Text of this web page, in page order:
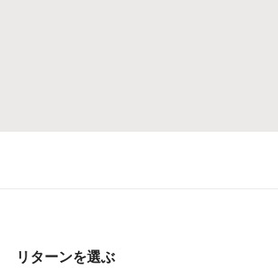
リターンを選ぶ